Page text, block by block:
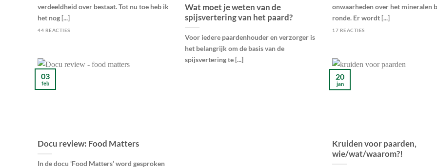
onwaarheden over het mineralen
ronde. Er wordt [...]
17 REACTIES
verdeeldheid over bestaat. Tot nu toe heb ik
het nog [...]
44 REACTIES
Wat moet je weten van de
spijsvertering van het paard?
Voor iedere paardenhouder en verzorger is
het belangrijk om de basis van de
spijsvertering te [...]
Docu review: Food Matters
In de docu ‘Food Matters’ word gesproken
03
feb
Kruiden voor paarden,
wie/wat/waarom?!
20
jan